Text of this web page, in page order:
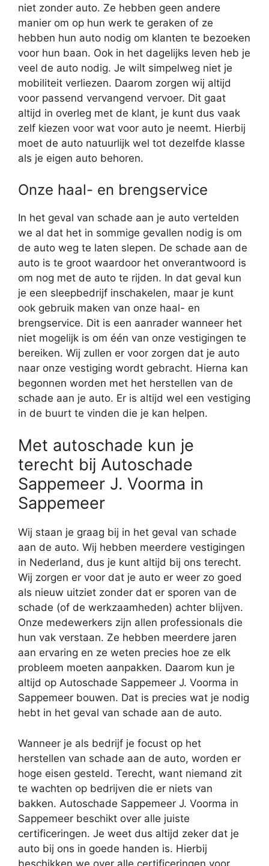
niet zonder auto. Ze hebben geen andere
manier om op hun werk te geraken of ze
hebben hun auto nodig om klanten te bezoeken
voor hun baan. Ook in het dagelijks leven heb je
veel de auto nodig. Je wilt simpelweg niet je
mobiliteit verliezen. Daarom zorgen wij altijd
voor passend vervangend vervoer. Dit gaat
altijd in overleg met de klant, je kunt dus vaak
zelf kiezen voor wat voor auto je neemt. Hierbij
moet de auto natuurlijk wel tot dezelfde klasse
als je eigen auto behoren.
Onze haal- en brengservice
In het geval van schade aan je auto vertelden
we al dat het in sommige gevallen nodig is om
de auto weg te laten slepen. De schade aan de
auto is te groot waardoor het onverantwoord is
om nog met de auto te rijden. In dat geval kun
je een sleepbedrijf inschakelen, maar je kunt
ook gebruik maken van onze haal- en
brengservice. Dit is een aanrader wanneer het
niet mogelijk is om één van onze vestigingen te
bereiken. Wij zullen er voor zorgen dat je auto
naar onze vestiging wordt gebracht. Hierna kan
begonnen worden met het herstellen van de
schade aan je auto. Er is altijd wel een vestiging
in de buurt te vinden die je kan helpen.
Met autoschade kun je
terecht bij Autoschade
Sappemeer J. Voorma in
Sappemeer
Wij staan je graag bij in het geval van schade
aan de auto. Wij hebben meerdere vestigingen
in Nederland, dus je kunt altijd bij ons terecht.
Wij zorgen er voor dat je auto er weer zo goed
als nieuw uitziet zonder dat er sporen van de
schade (of de werkzaamheden) achter blijven.
Onze medewerkers zijn allen professionals die
hun vak verstaan. Ze hebben meerdere jaren
aan ervaring en ze weten precies hoe ze elk
probleem moeten aanpakken. Daarom kun je
altijd op Autoschade Sappemeer J. Voorma in
Sappemeer bouwen. Dat is precies wat je nodig
hebt in het geval van schade aan de auto.
Wanneer je als bedrijf je focust op het
herstellen van schade aan de auto, worden er
hoge eisen gesteld. Terecht, want niemand zit
te wachten op bedrijven die er niets van
bakken. Autoschade Sappemeer J. Voorma in
Sappemeer beschikt over alle juiste
certificeringen. Je weet dus altijd zeker dat je
auto bij ons in goede handen is. Hierbij
beschikken we over alle certificeringen voor